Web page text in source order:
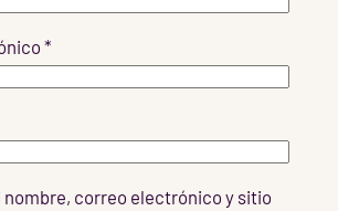
*
nombre, correo electrónico y sitio